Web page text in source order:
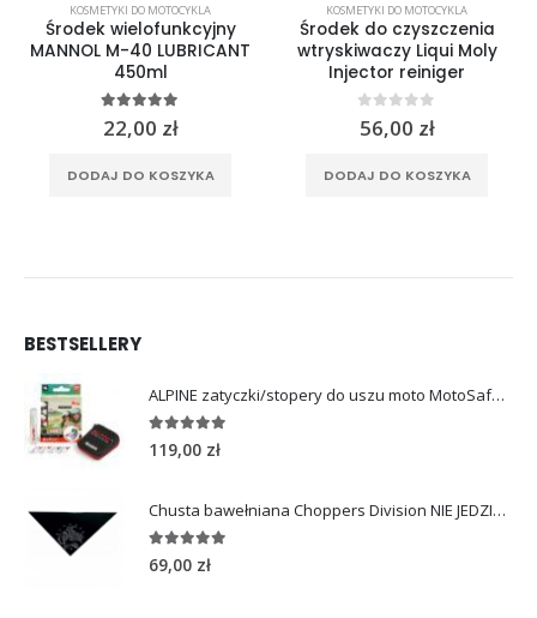
KOSMETYKI DO MOTOCYKLA
Środek wielofunkcyjny
MANNOL M-40 LUBRICANT
450ml
5.00out of 5
22,00 zł
DODAJ DO KOSZYKA
KOSMETYKI DO MOTOCYKLA
Środek do czyszczenia
wtryskiwaczy Liqui Moly
Injector reiniger
0out of 5
56,00 zł
DODAJ DO KOSZYKA
BESTSELLERY
ALPINE zatyczki/stopery do uszu moto MotoSafe Pro
4.96out of 5
119,00 zł
Chusta bawełniana Choppers Division NIE JEDZIESZ NIE ŻYJESZ
5.00out of 5
69,00 zł